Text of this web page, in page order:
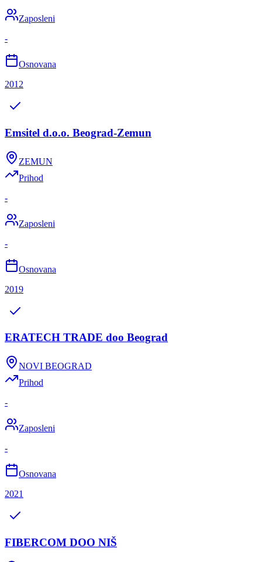
Zaposleni
-
Osnovana
2012
Emsitel d.o.o. Beograd-Zemun
ZEMUN
Prihod
-
Zaposleni
-
Osnovana
2019
ERATECH TRADE doo Beograd
NOVI BEOGRAD
Prihod
-
Zaposleni
-
Osnovana
2021
FIBERCOM DOO NIŠ